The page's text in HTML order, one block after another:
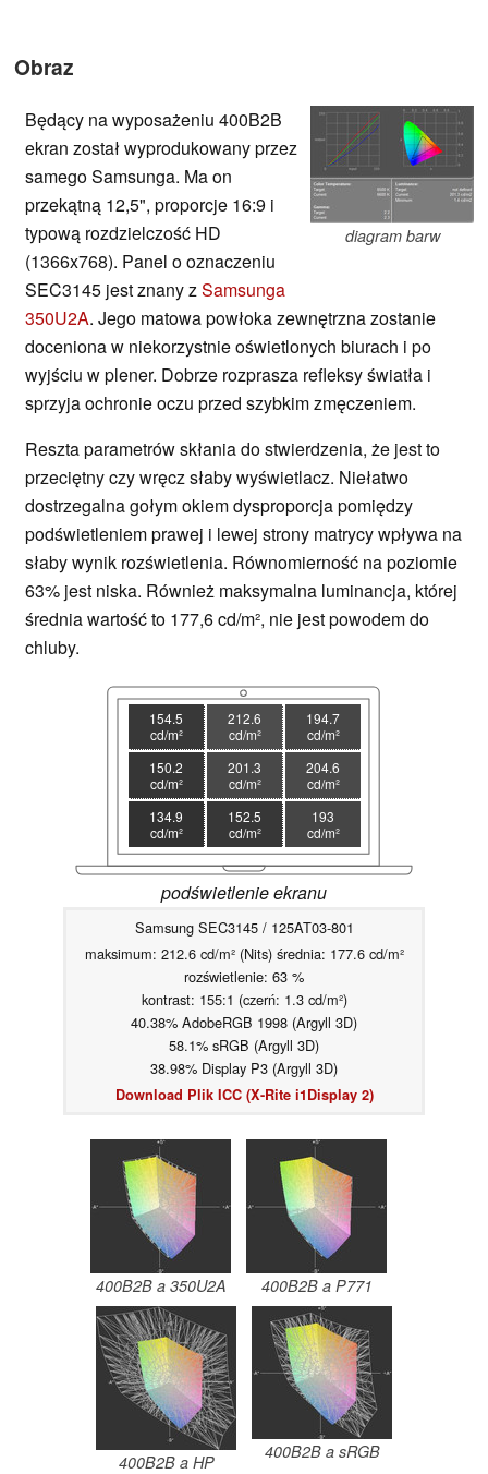
Obraz
diagram barw
Będący na wyposażeniu 400B2B
ekran został wyprodukowany przez
samego Samsunga. Ma on
przekątną 12,5", proporcje 16:9 i
typową rozdzielczość HD
(1366x768). Panel o oznaczeniu
SEC3145 jest znany zSamsunga
350U2A. Jego matowa powłoka zewnętrzna zostanie
doceniona w niekorzystnie oświetlonych biurach i po
wyjściu w plener. Dobrze rozprasza refleksy światła i
sprzyja ochronie oczu przed szybkim zmęczeniem.
Reszta parametrów skłania do stwierdzenia, że jest to
przeciętny czy wręcz słaby wyświetlacz. Niełatwo
dostrzegalna gołym okiem dysproporcja pomiędzy
podświetleniem prawej i lewej strony matrycy wpływa na
słaby wynik rozświetlenia. Równomierność na poziomie
63% jest niska. Również maksymalna luminancja, której
średnia wartość to 177,6 cd/m², nie jest powodem do
chluby.
154.5
cd/m²
212.6
cd/m²
194.7
cd/m²
150.2
cd/m²
201.3
cd/m²
204.6
cd/m²
134.9
cd/m²
152.5
cd/m²
193
cd/m²
podświetlenie ekranu
Samsung SEC3145 / 125AT03-801
maksimum: 212.6 cd/m² (Nits) średnia: 177.6 cd/m²
rozświetlenie: 63 %
kontrast: 155:1 (czerń: 1.3 cd/m²)
40.38% AdobeRGB 1998 (Argyll 3D)
58.1% sRGB (Argyll 3D)
38.98% Display P3 (Argyll 3D)
Download Plik ICC (X-Rite i1Display 2)
400B2B a 350U2A 400B2B a P771
400B2B a HP
400B2B a sRGB